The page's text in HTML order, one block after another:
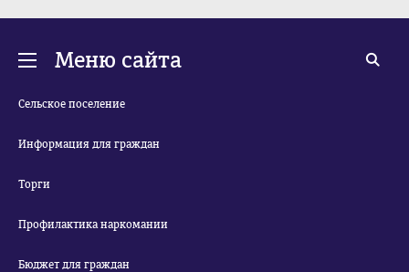
Меню сайта
Сельское поселение
Информация для граждан
Торги
Профилактика наркомании
Бюджет для граждан